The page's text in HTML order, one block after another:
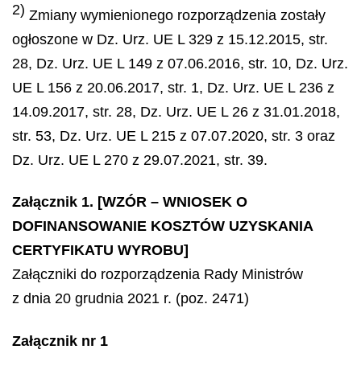
2) Zmiany wymienionego rozporządzenia zostały
ogłoszone w Dz. Urz. UE L 329 z 15.12.2015, str.
28, Dz. Urz. UE L 149 z 07.06.2016, str. 10, Dz. Urz.
UE L 156 z 20.06.2017, str. 1, Dz. Urz. UE L 236 z
14.09.2017, str. 28, Dz. Urz. UE L 26 z 31.01.2018,
str. 53, Dz. Urz. UE L 215 z 07.07.2020, str. 3 oraz
Dz. Urz. UE L 270 z 29.07.2021, str. 39.
Załącznik 1. [WZÓR – WNIOSEK O
DOFINANSOWANIE KOSZTÓW UZYSKANIA
CERTYFIKATU WYROBU]
Załączniki do rozporządzenia Rady Ministrów
z dnia 20 grudnia 2021 r. (poz. 2471)
Załącznik nr 1